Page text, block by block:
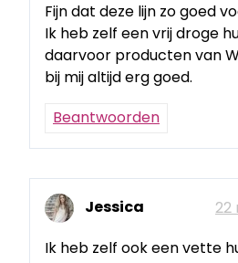
Fijn dat deze lijn zo goed
Ik heb zelf een vrij droge
daarvoor producten van
bij mij altijd erg goed.
Beantwoorden
Jessica
22
Ik heb zelf ook een vette